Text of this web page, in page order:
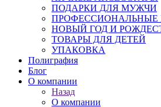
ПОДАРКИ ДЛЯ МУЖЧИ
ПРОФЕССИОНАЛЬНЫЕ
НОВЫЙ ГОД И
ТОВАРЫ ДЛЯ ДЕТЕЙ
УПАКОВКА
Полиграфия
Блог
О компании
Назад
О компании